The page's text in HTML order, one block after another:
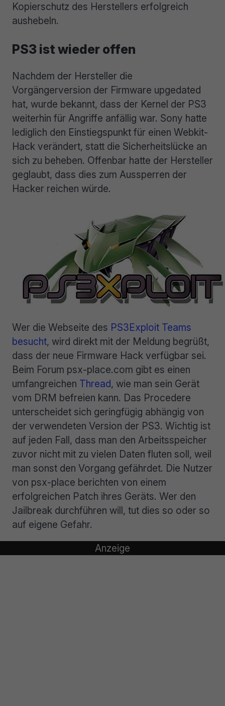
Kopierschutz des Herstellers erfolgreich
aushebeln.
PS3 ist wieder offen
Nachdem der Hersteller die
Vorgängerversion der Firmware upgedated
hat, wurde bekannt, dass der Kernel der PS3
weiterhin für Angriffe anfällig war. Sony hatte
lediglich den Einstiegspunkt für einen Webkit-
Hack verändert, statt die Sicherheitslücke an
sich zu beheben. Offenbar hatte der Hersteller
geglaubt, dass dies zum Aussperren der
Hacker reichen würde.
Wer die Webseite des PS3Exploit Teams
besucht, wird direkt mit der Meldung begrüßt,
dass der neue Firmware Hack verfügbar sei.
Beim Forum psx-place.com gibt es einen
umfangreichen Thread, wie man sein Gerät
vom DRM befreien kann. Das Procedere
unterscheidet sich geringfügig abhängig von
der verwendeten Version der PS3. Wichtig ist
auf jeden Fall, dass man den Arbeitsspeicher
zuvor nicht mit zu vielen Daten fluten soll, weil
man sonst den Vorgang gefährdet. Die Nutzer
von psx-place berichten von einem
erfolgreichen Patch ihres Geräts. Wer den
Jailbreak durchführen will, tut dies so oder so
auf eigene Gefahr.